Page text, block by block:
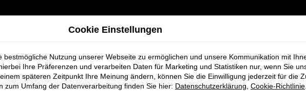
Cookie Einstellungen
bestmögliche Nutzung unserer Webseite zu ermöglichen und unsere Kommunikation mit
Ihre Präferenzen und verarbeiten Daten für Marketing und Statistiken nur, wenn Sie
späteren Zeitpunkt Ihre Meinung ändern, können Sie die Einwilligung jederzeit für die
zum Umfang der Datenverarbeitung finden Sie hier: Datenschutzerklärung Cookie-Richtlinie